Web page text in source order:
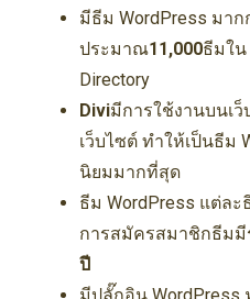
มีธีม WordPress มาก
ประมาณ11,000ธีมใน
Directory
Diviมีการใช้งานบนเ
เว็บไซต์ ทำให้เป็นธีม
นิยมมากที่สุด
ธีม WordPress แต่ล
การสมัครสมาชิกธีมมี
ปี